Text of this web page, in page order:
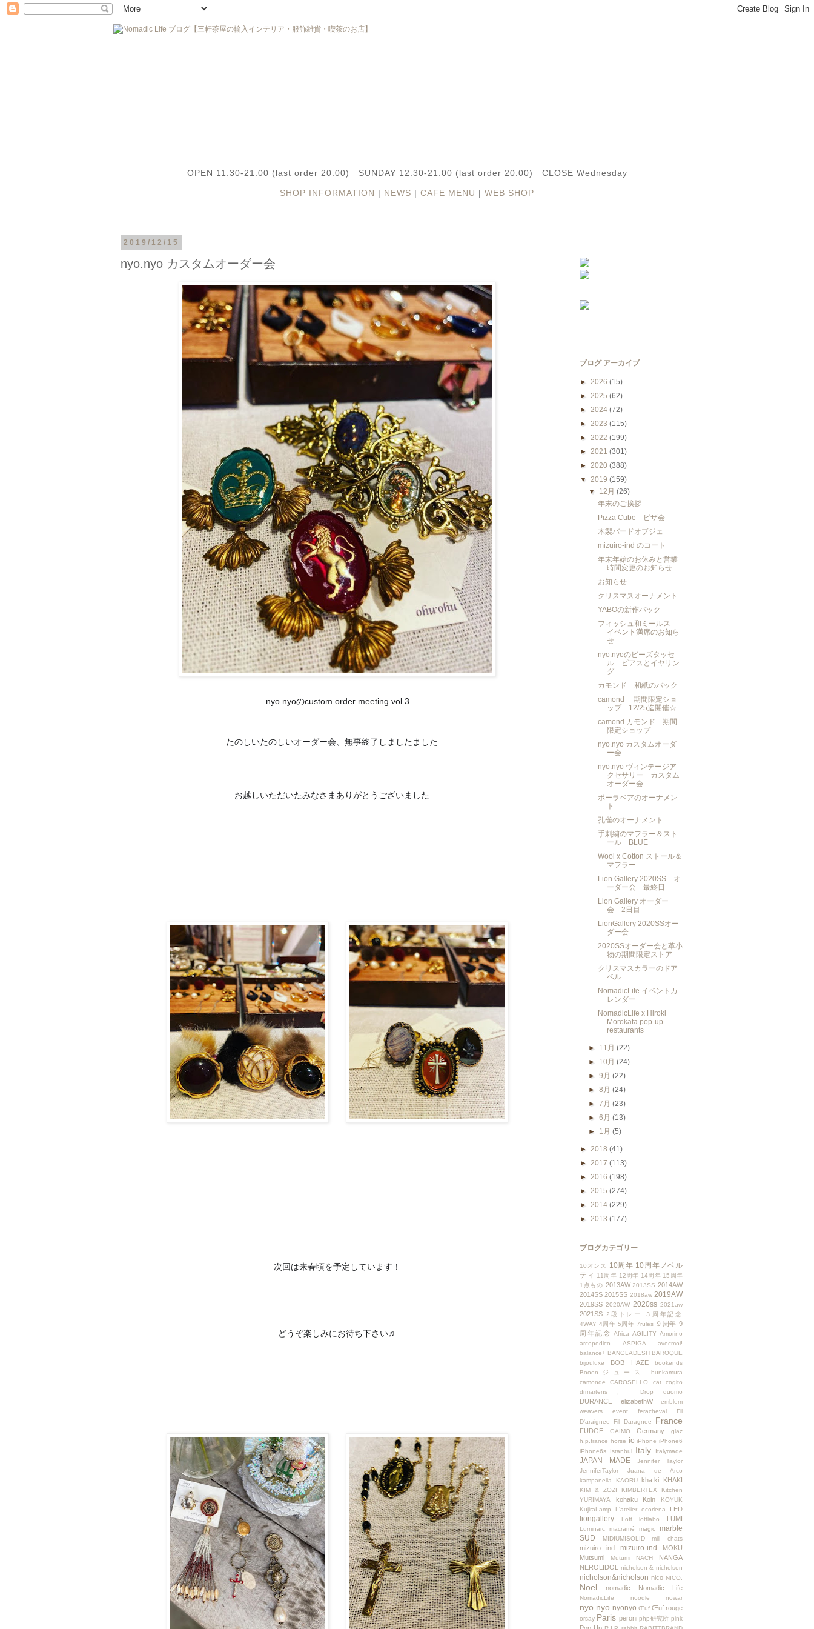
OPEN 11:30-21:00 (last order 20:00) SUNDAY 12:30-21:00 (last order 20:00) CLOSE Wednesday
SHOP INFORMATION | NEWS | CAFE MENU | WEB SHOP
2019/12/15
nyo.nyo カスタムオーダー会
nyo.nyoのcustom order meeting vol.3
たのしいたのしいオーダー会、 無事終了しましたました
お越しいただいたみなさま ありがとうございました
次回は来春頃を予定しています！
どうぞ楽しみにお待ち下さい♬
ブログ アーカイブ
► 2026 (15)
► 2025 (62)
► 2024 (72)
► 2023 (115)
► 2022 (199)
► 2021 (301)
► 2020 (388)
▼ 2019 (159)
▼ 12月(26)
年末のご挨拶
Pizza Cube ピザ会
木製バードオブジェ
mizuiro-ind のコート
年末年始のお休みと営業
時間変更のお知らせ
お知らせ
クリスマスオーナメント
YABOの新作バック
フィッシュ和ミールス
イベント満席のお知ら
せ
nyo.nyoのビーズタッセ
ル ピアスとイヤリン
グ
カモンド 和紙のバック
camond 期間限定ショ
ップ 12/25迄開催☆
camond カモンド 期間
限定ショップ
nyo.nyo カスタムオーダ
ー会
nyo.nyo ヴィンテージア
クセサリー カスタム
オーダー会
ポーラベアのオーナメン
ト
孔雀のオーナメント
手刺繍のマフラー＆スト
ール BLUE
Wool x Cotton ストール＆
マフラー
Lion Gallery 2020SS オ
ーダー会 最終日
Lion Gallery オーダー
会 2日目
LionGallery 2020SSオー
ダー会
2020SSオーダー会と革小
物の期間限定ストア
クリスマスカラーのドア
ベル
NomadicLife イベントカ
レンダー
NomadicLife x Hiroki
Morokata pop-up
restaurants
► 11月(22)
► 10月(24)
►9月(22)
►8月(24)
►7月(23)
►6月(13)
► 1月(5)
► 2018 (41)
► 2017 (113)
► 2016 (198)
► 2015 (274)
► 2014 (229)
► 2013 (177)
ブログカテゴリー
10オンス 10周年 10周年ノベル
ティ
11周年 12周年 14周年 15周年
1点もの 2013AW 2013SS 2014AW
2014SS 2015SS 2018aw 2019AW
2019SS 2020AW 2020ss 2021aw
2021SS 2段トレー
３周年記念
4WAY 4周年 5周年 7rules ９周年 9
周年記念
Africa AGILITY Amorino
arcopedico
ASPIGA
avecmoi!
balance+ BANGLADESH BAROQUE
bijouluxe
BOB HAZE
bookends
Booonジュース
bunkamura
camonde
CAROSELLO cat
cogito
drmartens、
Drop duomo
DURANCE elizabethW
emblem
weavers
event feracheval
Fil
D'araignee
Fil Daragnee France
FUDGE GAIMO Germany
glaz
h.p.france horse io iPhone iPhone6
iPhone6s
İstanbul Italy Italymade
JAPAN MADE
Jennifer Taylor
JenniferTaylor
Juana de Arco
kampanella
KAORU kha:ki KHAKI
KIM & ZOZI KIMBERTEX
Kitchen
YURIMAYA
kohaku Köln
KOYUK
KujiraLamp
L'atelier ecoriena LED
liongallery Loft loftlabo LUMI
Luminarc macramé magic
marble
SUD
MIDIUMISOLID mill chats
mizuiro ind mizuiro-ind
MOKU
Mutsumi
Mutumi NACH
NANGA
NEROLIDOL
nicholson & nicholson
nicholson&nicholson nico NICO.
Noel nomadic Nomadic Life
NomadicLife noodle nowar
nyo.nyo nyonyo Œuf Œuf rouge
orsay Paris peroni php研究所 pink